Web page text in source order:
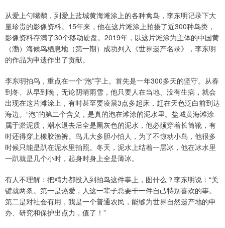
从爱上勺嘴鹬，到爱上盐城黄海滩涂上的各种禽鸟，李东明记录下大
量珍贵的影像资料。15年来，他在这片滩涂上拍摄了近300种鸟类，
影像资料存满了30个移动硬盘。2019年，以这片滩涂为主体的中国黄
（渤）海候鸟栖息地（第一期）成功列入《世界遗产名录》，李东明
的作品为申遗作出了贡献。
李东明拍鸟，重点在一个“泡”字上。首先是一年300多天的坚守。从春
到冬、从早到晚，无论阴晴雨雪，他只要人在当地、没有生病，就会
出现在这片滩涂上，有时甚至要凌晨3点多起床，赶在天色泛白前到达
海边。“泡”的第二个含义，是真的泡在滩涂的泥水里。盐城黄海滩涂
属于淤泥质，潮水退去后全是黑灰色的泥水，他必须穿着长筒靴，有
时还得穿上橡胶渔裤。鸟儿大多胆小怕人，为了不惊动小鸟，他很多
时候只能是趴在泥水里拍照。冬天，泥水上结着一层冰，他在冰水里
一趴就是几个小时，起身时身上全是薄冰。
有人不理解：把精力都投入到拍鸟这件事上，图什么？李东明说：“关
键就两条。第一是热爱，人这一辈子总要干一件自己特别喜欢的事。
第二是对社会有用，我是一个普通农民，能够为世界自然遗产地的申
办、研究和保护出点力，值了！”